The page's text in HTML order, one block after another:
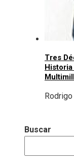
Tres
Historia
Buscar